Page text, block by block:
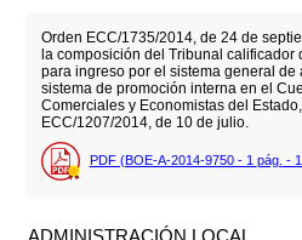
Orden ECC/1735/2014, de 24 de
la composición del Tribunal calificador
para ingreso por el sistema general de
sistema de promoción interna en el
Comerciales y Economistas del
ECC/1207/2014, de 10 de julio.
PDF (BOE-A-2014-9750 - 1 pág. -